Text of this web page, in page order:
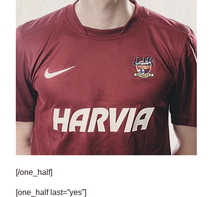
[/one_half]
[one_half last=”yes”]